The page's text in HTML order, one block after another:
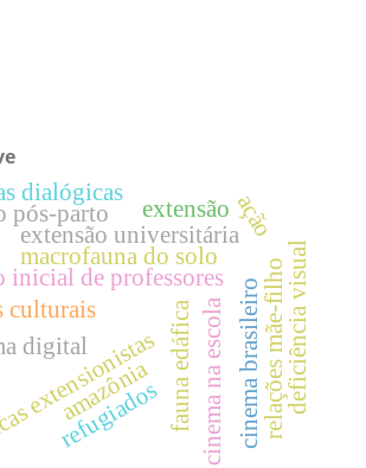
culturais
inicial de professores
extensionistas
amazônia
macrofauna do solo
fauna edáficacinema na escolacinema brasileiro
digital
extensão universitária
relações mãe-filho
pós-parto
refugiados
deficiência visual
ação
extensão
dialógicas